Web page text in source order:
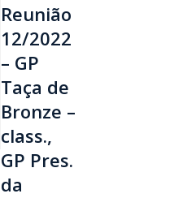
Reunião
12/2022
– GP
Taça de
Bronze –
class.,
GP Pres.
da